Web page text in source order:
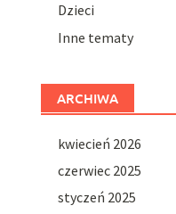
Dzieci
Inne tematy
ARCHIWA
kwiecień 2026
czerwiec 2025
styczeń 2025